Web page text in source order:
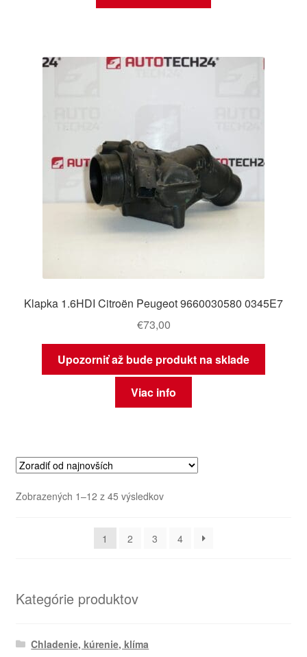
Klapka 1.6HDI Citroën Peugeot 9660030580 0345E7
€73,00
Upozorniť až bude produkt na sklade
Viac info
Zobrazených 1–12 z 45 výsledkovZoradené
1
2 3 4
Kategórie produktov
Chladenie, kúrenie, klíma